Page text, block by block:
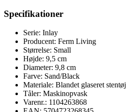
Specifikationer
Serie: Inlay
Producent: Ferm Living
Størrelse: Small
Højde: 9,5 cm
Diameter: 9,8 cm
Farve: Sand/Black
Materiale: Blandet glaseret stentøj
Tåler: Maskinopvask
Varenr.: 1104263868